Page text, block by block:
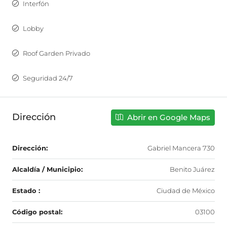
Interfón
Lobby
Roof Garden Privado
Seguridad 24/7
Dirección Abrir en Google Maps
Dirección: Gabriel Mancera 730
Alcaldía / Municipio: Benito Juárez
Estado : Ciudad de México
Código postal: 03100